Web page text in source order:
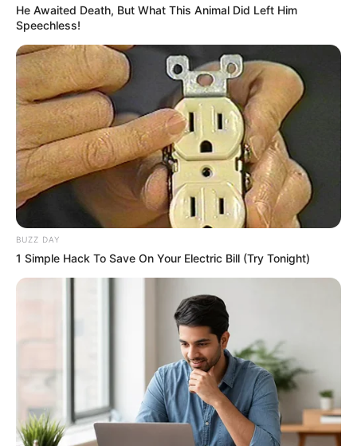
ดูดวงคนเกิดวันศุกร์
ดวงการงาน
สถานที่ทำงาน แต่เป็นการย้ายเพียงชั่วคราว
จะได้โชคลาภจากผู้ใหญ่หรือจะได้มรดก
ทรัพย์สิน จากผู้ใหญ่ในบ้าน
ดวงความรัก
คนโสด พยายามง้อขอคืนดีคนรักเก่า คนมีคู่
ให้เวลากับครอบครัวของคนรัก
He Awaited Death, But What This Animal Did Left Him
Speechless!
BUZZ DAY
1 Simple Hack To Save On Your Electric Bill (Try Tonight)